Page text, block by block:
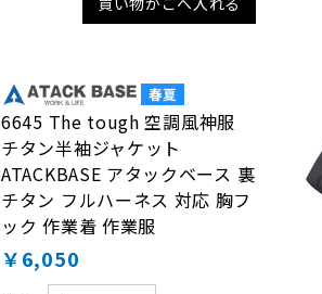
6645 The tough 空調風神服
チタン半袖ジャケット
ATACKBASE アタックベース 裏
チタン フルハーネス 対応 胸フ
ック 作業着 作業服
￥6,050